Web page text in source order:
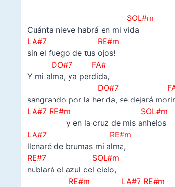
SOL#m
Cuánta nieve habrá en mi vida
LA#7 RE#m
sin el fuego de tus ojos!
DO#7 FA#
Y mi alma, ya perdida,
DO#7
sangrando por la herida, se dejará
LA#7 RE#m SOL#m
y en la cruz de mis anhelos
LA#7 RE#m
llenaré de brumas mi alma,
RE#7 SOL#m
nublará el azul del cielo,
RE#m LA#7 RE#m